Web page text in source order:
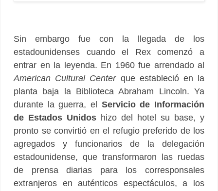
Sin embargo fue con la llegada de los
estadounidenses cuando el Rex comenzó a
entrar en la leyenda. En 1960 fue arrendado al
American Cultural Centerque estableció en la
planta baja la Biblioteca Abraham Lincoln. Ya
durante la guerra, el Servicio de Información
de Estados Unidos hizo del hotel su base, y
pronto se convirtió en el refugio preferido de los
agregados y funcionarios de la delegación
estadounidense, que transformaron las ruedas
de prensa diarias para los corresponsales
extranjeros en auténticos espectáculos, a los